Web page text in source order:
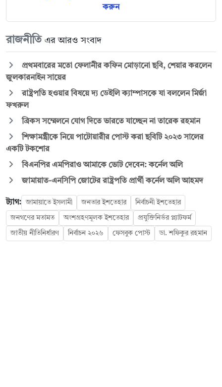
করুন
রাজনীতি এর আরও সংবাদ
প্রথমবারের মতো ফেলানীর কফিন মোড়ানো ছবি, শেয়ার করলেন
জুলকারনাইন সায়ের
রাষ্ট্রপতি হওয়ার বিষয়ে দ্য ডেইলি ক্যাম্পাসকে যা বললেন মির্জা
ফখরুল
ব্রিকস সম্মেলনে যোগ দিতে ভারতে যাচ্ছেন না তারেক রহমান
শিক্ষামন্ত্রীকে নিয়ে পাটোয়ারীর পোস্ট করা ছবিটি ২০২৩ সালের
একটি টকশোর
বিএনপির এমপিরাও আমাকে ভোট দেবেন: কর্নেল অলি
জামায়াত-এনসিপি জোটের রাষ্ট্রপতি প্রার্থী কর্নেল অলি আহমদ
ট্যাগ: জামায়াতে ইসলামী জনতার ইশতেহার নির্বাচনী ইশতেহার
জনগণের মতামত অংশগ্রহণমূলক ইশতেহার প্রযুক্তিনির্ভর প্ল্যাটফর্ম
জাতীয় নীতিনির্ধারণ নির্বাচন ২০২৬ ফেসবুক পোস্ট ডা. শফিকুর রহমান